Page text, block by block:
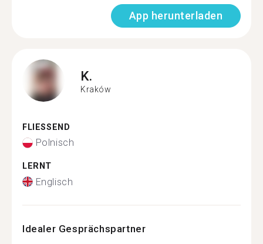
App herunterladen
K.
Kraków
FLIESSEND
Polnisch
LERNT
Englisch
Idealer Gesprächspartner